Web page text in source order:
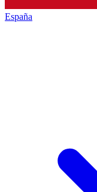
España